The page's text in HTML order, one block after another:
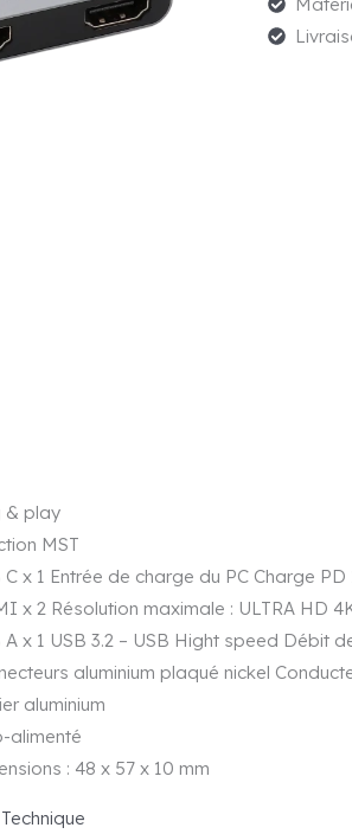
4
en
& play
MST
C x 1 Entrée de charge du PC Charge
x 2 Résolution maximale : ULTRA HD
A x 1 USB 3.2 – USB Hight speed
aluminium plaqué nickel
aluminium
alimenté
: 48 x 57 x 10 mm